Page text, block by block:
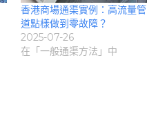
香港商場通渠實例：高流量管
道點樣做到零故障？
2025-07-26
在「一般通渠方法」中